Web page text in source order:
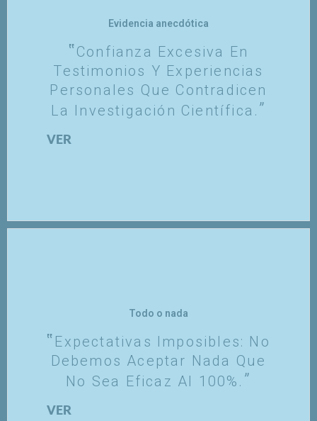
Evidencia anecdótica
Confianza Excesiva En
Testimonios Y Experiencias
Personales Que Contradicen
La Investigación Científica.
VER
Todo o nada
Expectativas Imposibles: No
Debemos Aceptar Nada Que
No Sea Eficaz Al 100%.
VER